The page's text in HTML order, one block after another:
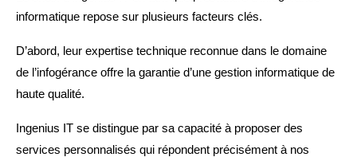
informatique repose sur plusieurs facteurs clés.
D’abord, leur expertise technique reconnue dans le domaine
de l’infogérance offre la garantie d’une gestion informatique de
haute qualité.
Ingenius IT se distingue par sa capacité à proposer des
services personnalisés qui répondent précisément à nos